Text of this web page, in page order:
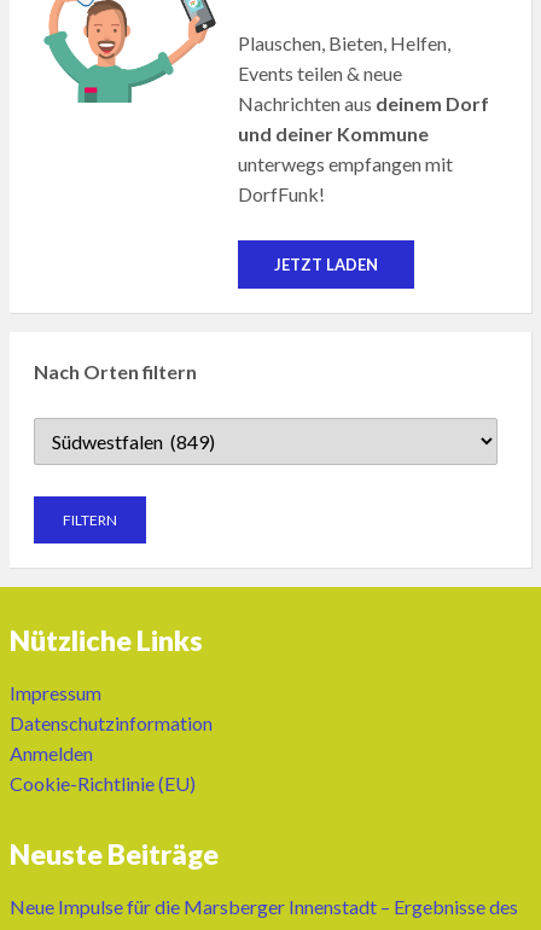
Plauschen, Bieten, Helfen,
Events teilen & neue
Nachrichten aus deinem Dorf
und deiner Kommune
unterwegs empfangen mit
DorfFunk!
JETZT LADEN
Nach Orten filtern
Nützliche Links
Impressum
Datenschutzinformation
Anmelden
Cookie-Richtlinie (EU)
Neuste Beiträge
Neue Impulse für die Marsberger Innenstadt – Ergebnisse des